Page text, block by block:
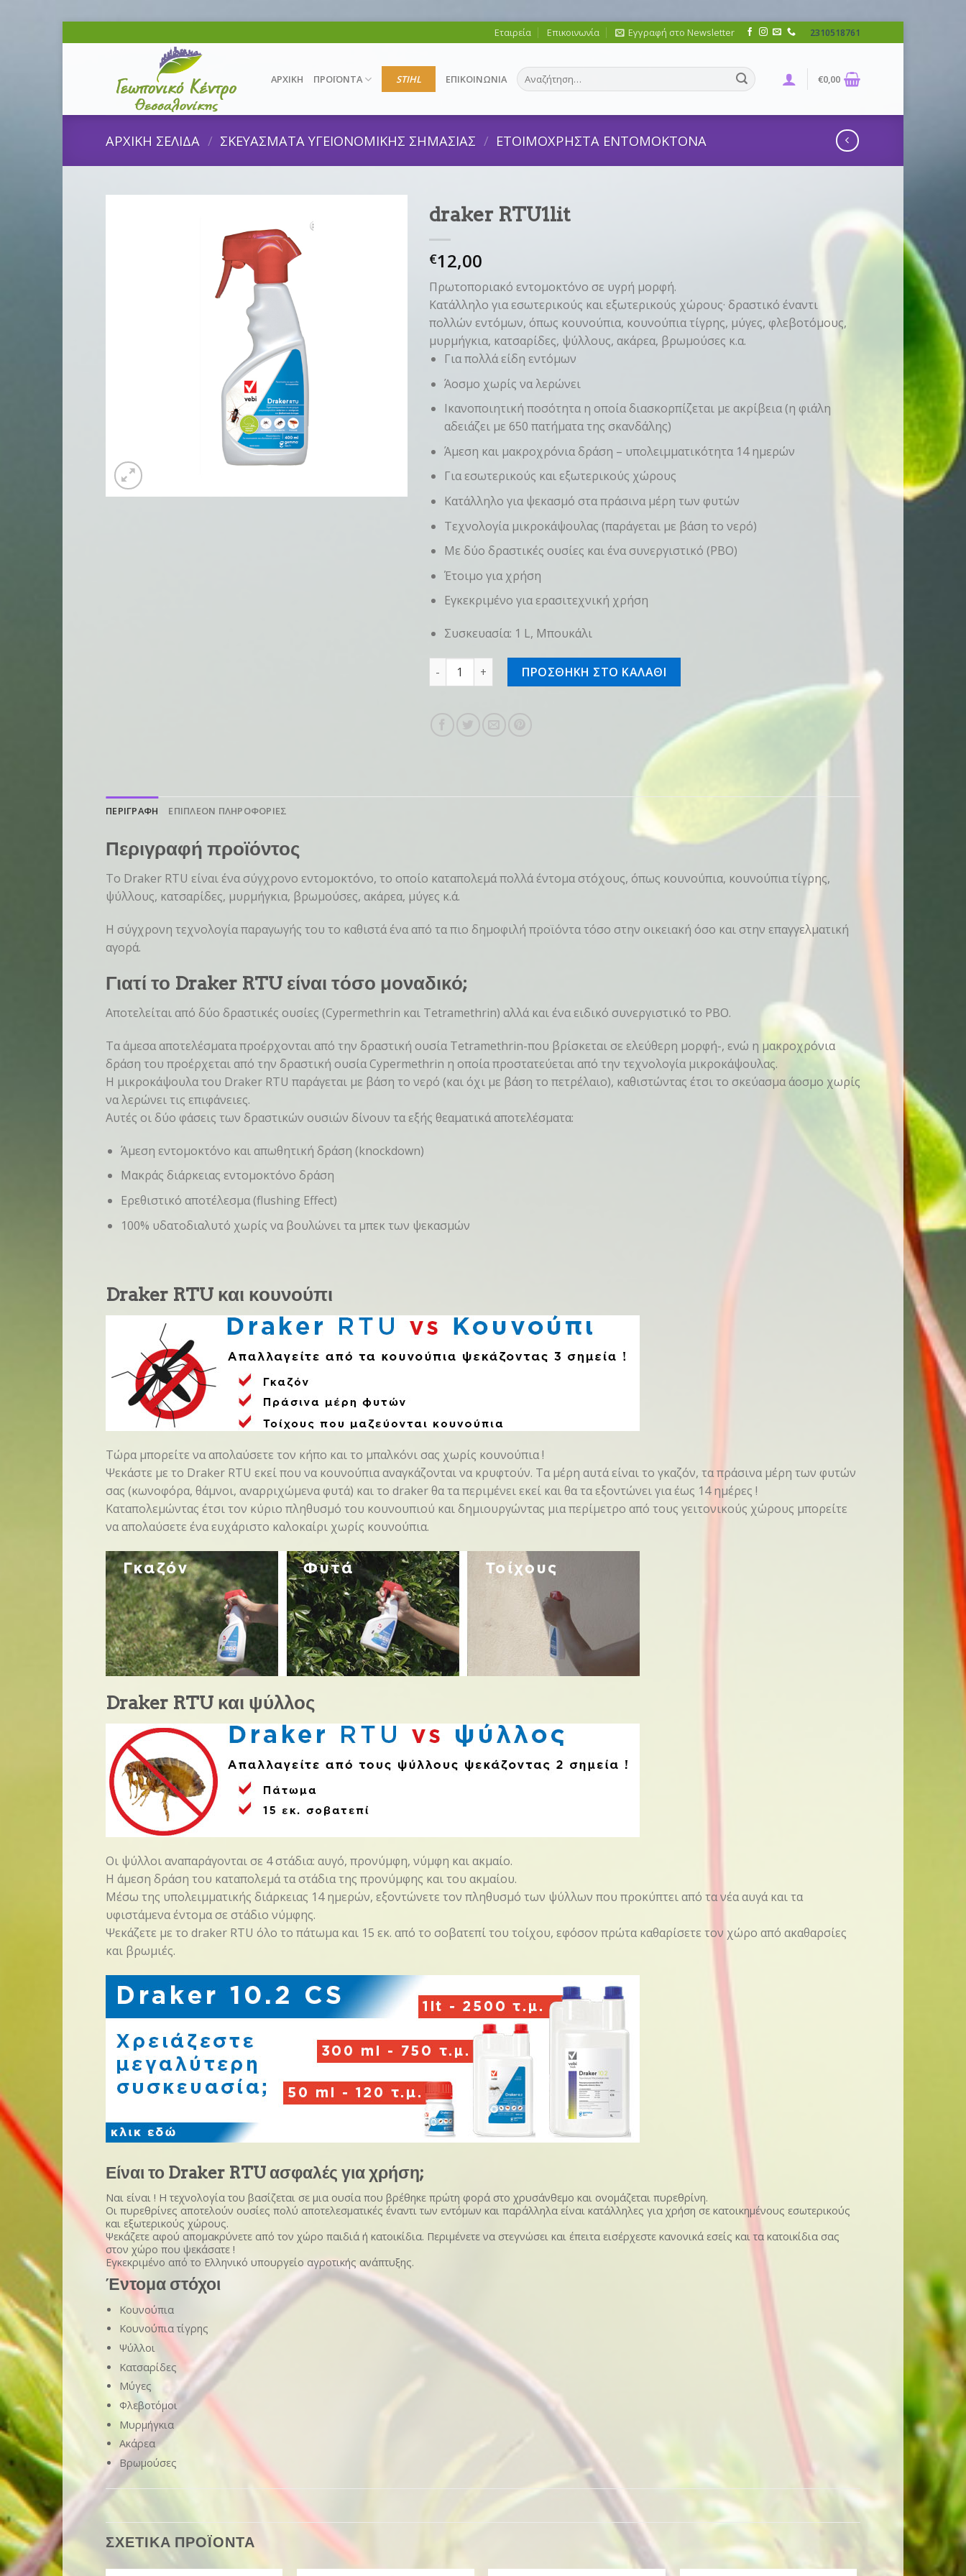
to
Εταιρεία Επικοινωνία Εγγραφή στο Newsletter 2310518761
ΑΡΧΙΚΗ ΠΡΟΪΟΝΤΑ STIHL ΕΠΙΚΟΙΝΩΝΙΑ
Αναζήτηση
για:
€0,00
ΑΡΧΙΚΗ ΣΕΛΙΔΑ / ΣΚΕΥΑΣΜΑΤΑ ΥΓΕΙΟΝΟΜΙΚΗΣ ΣΗΜΑΣΙΑΣ / ΕΤΟΙΜΟΧΡΗΣΤΑ ΕΝΤΟΜΟΚΤΟΝΑ
draker RTU1lit
€12,00
Πρωτοποριακό εντομοκτόνο σε υγρή μορφή.
Κατάλληλο για εσωτερικούς και εξωτερικούς χώρους· δραστικό έναντι
πολλών εντόμων, όπως κουνούπια, κουνούπια τίγρης, μύγες, φλεβοτόμους,
μυρμήγκια, κατσαρίδες, ψύλλους, ακάρεα, βρωμούσες κ.α.
Για πολλά είδη εντόμων
Άοσμο χωρίς να λερώνει
Ικανοποιητική ποσότητα η οποία διασκορπίζεται με ακρίβεια (η φιάλη
αδειάζει με 650 πατήματα της σκανδάλης)
Άμεση και μακροχρόνια δράση – υπολειμματικότητα 14 ημερών
Για εσωτερικούς και εξωτερικούς χώρους
Κατάλληλο για ψεκασμό στα πράσινα μέρη των φυτών
Τεχνολογία μικροκάψουλας (παράγεται με βάση το νερό)
Με δύο δραστικές ουσίες και ένα συνεργιστικό (PBO)
Έτοιμο για χρήση
Εγκεκριμένο για ερασιτεχνική χρήση
Συσκευασία: 1 L, Μπουκάλι
draker RTU1lit ποσότηταΠΡΟΣΘΗΚΗ ΣΤΟ ΚΑΛΑΘΙ
ΠΕΡΙΓΡΑΦΗ ΕΠΙΠΛΕΟΝ ΠΛΗΡΟΦΟΡΙΕΣ
Περιγραφή προϊόντος
Το Draker RTU είναι ένα σύγχρονο εντομοκτόνο, το οποίο καταπολεμά πολλά έντομα στόχους, όπως κουνούπια, κουνούπια τίγρης,
ψύλλους, κατσαρίδες, μυρμήγκια, βρωμούσες, ακάρεα, μύγες κ.ά.
Η σύγχρονη τεχνολογία παραγωγής του το καθιστά ένα από τα πιο δημοφιλή προϊόντα τόσο στην οικειακή όσο και στην επαγγελματική
αγορά.
Γιατί το Draker RTU είναι τόσο μοναδικό;
Αποτελείται από δύο δραστικές ουσίες (Cypermethrin και Tetramethrin) αλλά και ένα ειδικό συνεργιστικό το PBO.
Τα άμεσα αποτελέσματα προέρχονται από την δραστική ουσία Tetramethrin-που βρίσκεται σε ελεύθερη μορφή-, ενώ η μακροχρόνια
δράση του προέρχεται από την δραστική ουσία Cypermethrin η οποία προστατεύεται από την τεχνολογία μικροκάψουλας.
Η μικροκάψουλα του Draker RTU παράγεται με βάση το νερό (και όχι με βάση το πετρέλαιο), καθιστώντας έτσι το σκεύασμα άοσμο χωρίς
να λερώνει τις επιφάνειες.
Αυτές οι δύο φάσεις των δραστικών ουσιών δίνουν τα εξής θεαματικά αποτελέσματα:
Άμεση εντομοκτόνο και απωθητική δράση (knockdown)
Μακράς διάρκειας εντομοκτόνο δράση
Ερεθιστικό αποτέλεσμα (flushing Effect)
100% υδατοδιαλυτό χωρίς να βουλώνει τα μπεκ των ψεκασμών
Draker RTU και κουνούπι
Τώρα μπορείτε να απολαύσετε τον κήπο και το μπαλκόνι σας χωρίς κουνούπια !
Ψεκάστε με το Draker RTU εκεί που να κουνούπια αναγκάζονται να κρυφτούν. Τα μέρη αυτά είναι το γκαζόν, τα πράσινα μέρη των φυτών
σας (κωνοφόρα, θάμνοι, αναρριχώμενα φυτά) και το draker θα τα περιμένει εκεί και θα τα εξοντώνει για έως 14 ημέρες !
Καταπολεμώντας έτσι τον κύριο πληθυσμό του κουνουπιού και δημιουργώντας μια περίμετρο από τους γειτονικούς χώρους μπορείτε
να απολαύσετε ένα ευχάριστο καλοκαίρι χωρίς κουνούπια.
Draker RTU και ψύλλος
Οι ψύλλοι αναπαράγονται σε 4 στάδια: αυγό, προνύμφη, νύμφη και ακμαίο.
Η άμεση δράση του καταπολεμά τα στάδια της προνύμφης και του ακμαίου.
Μέσω της υπολειμματικής διάρκειας 14 ημερών, εξοντώνετε τον πληθυσμό των ψύλλων που προκύπτει από τα νέα αυγά και τα
υφιστάμενα έντομα σε στάδιο νύμφης.
Ψεκάζετε με το draker RTU όλο το πάτωμα και 15 εκ. από το σοβατεπί του τοίχου, εφόσον πρώτα καθαρίσετε τον χώρο από ακαθαρσίες
και βρωμιές.
Είναι το Draker RTU ασφαλές για χρήση;
Ναι είναι ! Η τεχνολογία του βασίζεται σε μια ουσία που βρέθηκε πρώτη φορά στο χρυσάνθεμο και ονομάζεται πυρεθρίνη.
Οι πυρεθρίνες αποτελούν ουσίες πολύ αποτελεσματικές έναντι των εντόμων και παράλληλα είναι κατάλληλες για χρήση σε κατοικημένους εσωτερικούς
και εξωτερικούς χώρους.
Ψεκάζετε αφού απομακρύνετε από τον χώρο παιδιά ή κατοικίδια. Περιμένετε να στεγνώσει και έπειτα εισέρχεστε κανονικά εσείς και τα κατοικίδια σας
στον χώρο που ψεκάσατε !
Εγκεκριμένο από το Ελληνικό υπουργείο αγροτικής ανάπτυξης.
Έντομα στόχοι
Κουνούπια
Κουνούπια τίγρης
Ψύλλοι
Κατσαρίδες
Μύγες
Φλεβοτόμοι
Μυρμήγκια
Ακάρεα
Βρωμούσες
ΣΧΕΤΙΚΑ ΠΡΟΪΟΝΤΑ